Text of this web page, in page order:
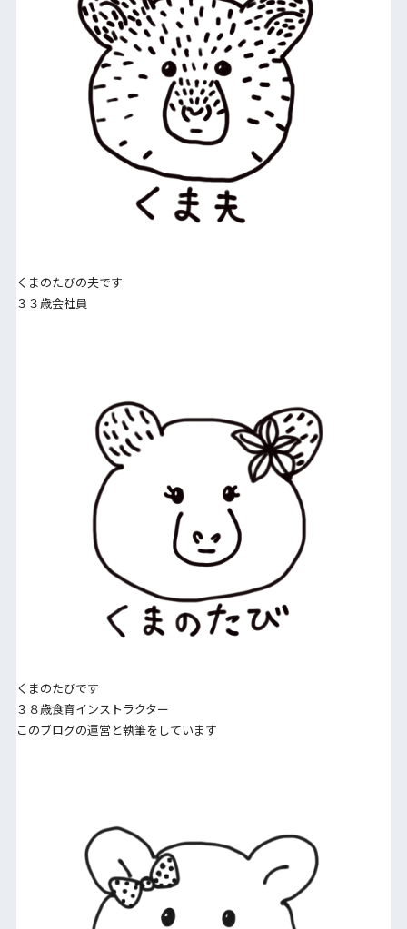
くまのたびの夫です
３３歳会社員
くまのたびです
３８歳食育インストラクター
このブログの運営と執筆をしています